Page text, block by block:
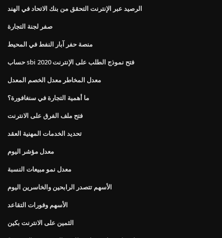
الرصيد عبر الإنترنت التحقق من بنك الاتحاد في الهند
صفر لجنة التجارة
منصة حفر آبار النفط في المحيط
حساب sbi فتح نموذج الطلب على الإنترنت 2020
معدل المخاطر معدل الخصم المعدل
ما أهمية التجارة في سنغافورة؟
فتح ملف الفرق على الانترنت
تحديد الخدمات المهنية العقد
معدل مؤشر اليوم
معدل نمو مبيعات النسبة
الأسهم تتصدر الرابحين والخاسرين اليوم
الأسهم وفورات التقاعد
الثمين على الانترنت بكين